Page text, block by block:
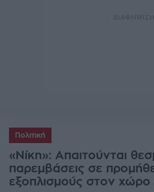
Πολιτική
«Νίκη»: Απαιτούνται
παρεμβάσεις σε
εξοπλισμούς στον χώρο